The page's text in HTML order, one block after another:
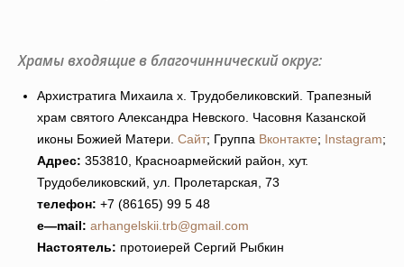
Храмы входящие в благочиннический округ:
Архистратига Михаила х. Трудобеликовский. Трапезный
храм святого Александра Невского. Часовня Казанской
иконы Божией Матери. Сайт; Группа Вконтакте; Instagram;
Адрес: 353810, Красноармейский район, хут.
Трудобеликовский, ул. Пролетарская, 73
телефон: +7 (86165) 99 5 48
e—mail: arhangelskii.trb@gmail.com
Настоятель: протоиерей Сергий Рыбкин